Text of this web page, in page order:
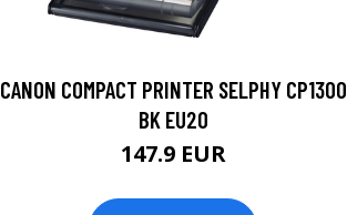
CANON COMPACT PRINTER SELPHY CP1300
BK EU20
147.9 EUR